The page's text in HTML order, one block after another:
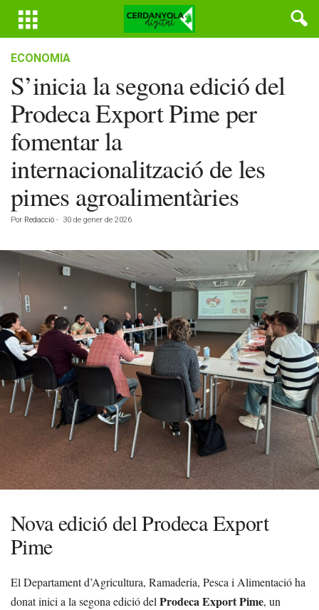
ECONOMIA
S’inicia la segona edició del
Prodeca Export Pime per
fomentar la
internacionalització de les
pimes agroalimentàries
Por Redacció - 30 de gener de 2026
Nova edició del Prodeca Export
Pime
El Departament d’Agricultura, Ramaderia, Pesca i Alimentació ha
donat inici a la segona edició del Prodeca Export Pime, un